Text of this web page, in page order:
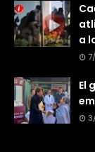
a
El